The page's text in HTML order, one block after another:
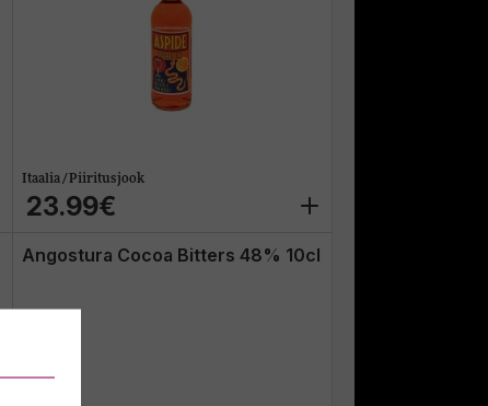
Itaalia / Piiritusjook
23.99€
Angostura Cocoa Bitters 48% 10cl